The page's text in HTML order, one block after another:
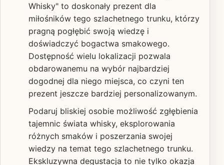
Whisky" to doskonały prezent dla
miłośników tego szlachetnego trunku, którzy
pragną pogłębić swoją wiedzę i
doświadczyć bogactwa smakowego.
Dostępność wielu lokalizacji pozwala
obdarowanemu na wybór najbardziej
dogodnej dla niego miejsca, co czyni ten
prezent jeszcze bardziej personalizowanym.
Podaruj bliskiej osobie możliwość zgłębienia
tajemnic świata whisky, eksplorowania
różnych smaków i poszerzania swojej
wiedzy na temat tego szlachetnego trunku.
Ekskluzywna degustacja to nie tylko okazja